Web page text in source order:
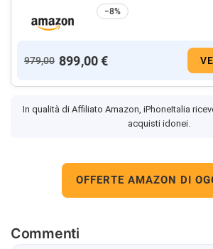
−8%
979,00 899,00 €
In qualità di Affiliato Amazon, iPhoneItalia
acquisti idonei.
OFFERTE AMAZON DI
Commenti